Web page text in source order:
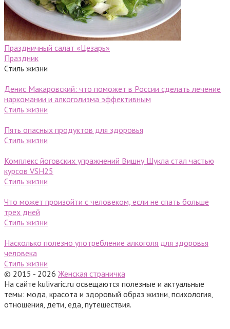
Праздничный салат «Цезарь»
Праздник
Стиль жизни
Денис Макаровский: что поможет в России сделать лечение
наркомании и алкоголизма эффективным
Стиль жизни
Пять опасных продуктов для здоровья
Стиль жизни
Комплекс йоговских упражнений Вишну Шукла стал частью
курсов VSH25
Стиль жизни
Что может произойти с человеком, если не спать больше
трех дней
Стиль жизни
Насколько полезно употребление алкоголя для здоровья
человека
Стиль жизни
© 2015 - 2026 Женская страничка
На сайте kulivaric.ru освещаются полезные и актуальные
темы: мода, красота и здоровый образ жизни, психология,
отношения, дети, еда, путешествия.